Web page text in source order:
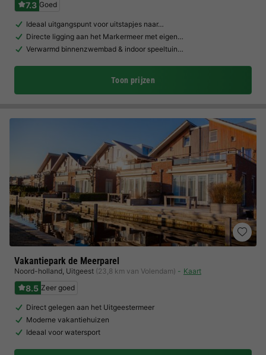
7.3 Goed
Ideaal uitgangspunt voor uitstapjes naar…
Directe ligging aan het Markermeer met eigen…
Verwarmd binnenzwembad & indoor speeltuin…
Toon prijzen
Vakantiepark de Meerparel
Noord-holland, Uitgeest (23,8 km van Volendam) Kaart
8.5 Zeer goed
Direct gelegen aan het Uitgeestermeer
Moderne vakantiehuizen
Ideaal voor watersport